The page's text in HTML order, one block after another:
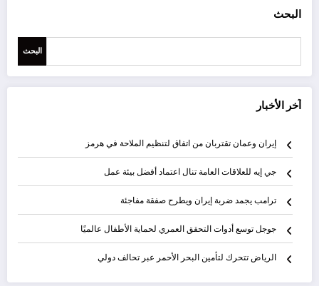
البحث
البحث
آخر الأخبار
إيران وعمان تقتربان من اتفاق لتنظيم الملاحة في هرمز
جي إيه للعلاقات العامة تنال اعتماد أفضل بيئة عمل
ترامب يجمد ضربة إيران ويطرح صفقة مفاجئة
جوجل توسع أدوات التحقق العمري لحماية الأطفال عالميًا
الرياض تتحرك لتأمين البحر الأحمر عبر تحالف دولي